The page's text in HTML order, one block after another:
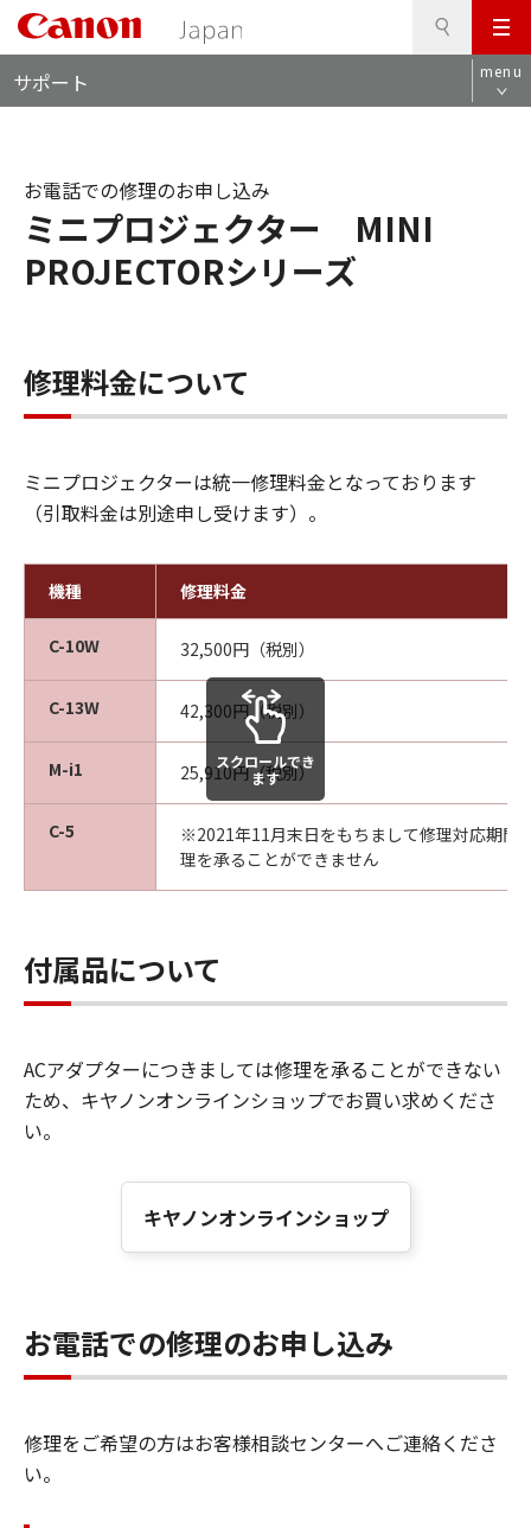
メ
ニ
ュ
サポート menu
ミニプロジェクター MINI
PROJECTORシリーズ
お電話での修理のお申し込み
修理料金について
ミニプロジェクターは統一修理料金となっております
（引取料金は別途申し受けます）。
機種 修理料金
C-10W 32,500円（税別）
C-13W 42,300円（税別）
M-i1 25,910円（税別）
C-5
※2021年11月末日をもちまして修理対応期間
理を承ることができません
スクロールでき
ます
付属品について
ACアダプターにつきましては修理を承ることができない
ため、キヤノンオンラインショップでお買い求めくださ
い。
キヤノンオンラインショップ
お電話での修理のお申し込み
修理をご希望の方はお客様相談センターへご連絡くださ
い。